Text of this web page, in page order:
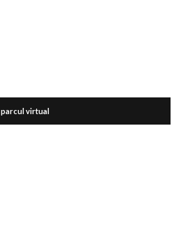
parcul virtual